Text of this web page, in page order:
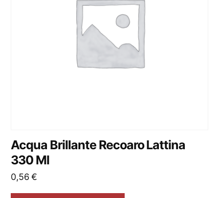
Acqua Brillante Recoaro Lattina
330 Ml
0,56€